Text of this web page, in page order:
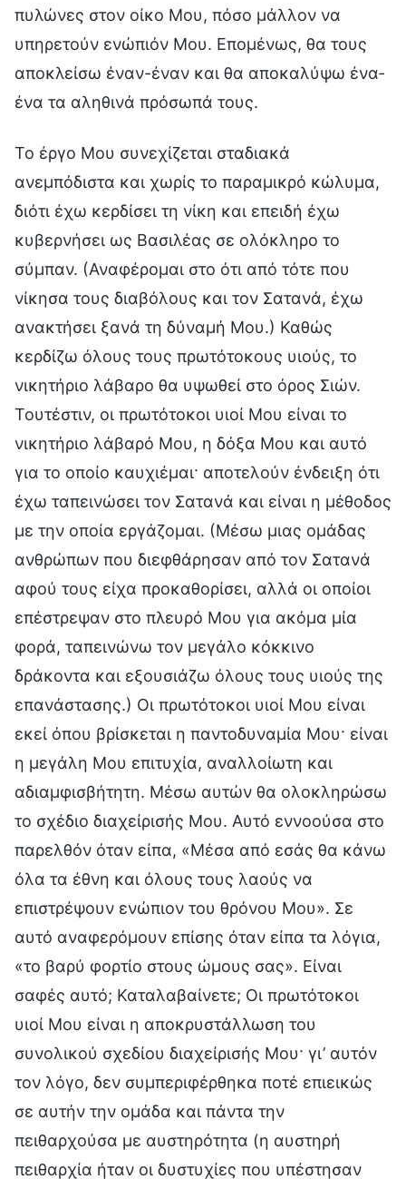
πυλώνες στον οίκο Μου, πόσο μάλλον να
υπηρετούν ενώπιόν Μου. Επομένως, θα τους
αποκλείσω έναν-έναν και θα αποκαλύψω ένα-
ένα τα αληθινά πρόσωπά τους.
Το έργο Μου συνεχίζεται σταδιακά
ανεμπόδιστα και χωρίς το παραμικρό κώλυμα,
διότι έχω κερδίσει τη νίκη και επειδή έχω
κυβερνήσει ως Βασιλέας σε ολόκληρο το
σύμπαν. (Αναφέρομαι στο ότι από τότε που
νίκησα τους διαβόλους και τον Σατανά, έχω
ανακτήσει ξανά τη δύναμή Μου.) Καθώς
κερδίζω όλους τους πρωτότοκους υιούς, το
νικητήριο λάβαρο θα υψωθεί στο όρος Σιών.
Τουτέστιν, οι πρωτότοκοι υιοί Μου είναι το
νικητήριο λάβαρό Μου, η δόξα Μου και αυτό
για το οποίο καυχιέμαι· αποτελούν ένδειξη ότι
έχω ταπεινώσει τον Σατανά και είναι η μέθοδος
με την οποία εργάζομαι. (Μέσω μιας ομάδας
ανθρώπων που διεφθάρησαν από τον Σατανά
αφού τους είχα προκαθορίσει, αλλά οι οποίοι
επέστρεψαν στο πλευρό Μου για ακόμα μία
φορά, ταπεινώνω τον μεγάλο κόκκινο
δράκοντα και εξουσιάζω όλους τους υιούς της
επανάστασης.) Οι πρωτότοκοι υιοί Μου είναι
εκεί όπου βρίσκεται η παντοδυναμία Μου· είναι
η μεγάλη Μου επιτυχία, αναλλοίωτη και
αδιαμφισβήτητη. Μέσω αυτών θα ολοκληρώσω
το σχέδιο διαχείρισής Μου. Αυτό εννοούσα στο
παρελθόν όταν είπα, «Μέσα από εσάς θα κάνω
όλα τα έθνη και όλους τους λαούς να
επιστρέψουν ενώπιον του θρόνου Μου». Σε
αυτό αναφερόμουν επίσης όταν είπα τα λόγια,
«το βαρύ φορτίο στους ώμους σας». Είναι
σαφές αυτό; Καταλαβαίνετε; Οι πρωτότοκοι
υιοί Μου είναι η αποκρυστάλλωση του
συνολικού σχεδίου διαχείρισής Μου· γι’ αυτόν
τον λόγο, δεν συμπεριφέρθηκα ποτέ επιεικώς
σε αυτήν την ομάδα και πάντα την
πειθαρχούσα με αυστηρότητα (η αυστηρή
πειθαρχία ήταν οι δυστυχίες που υπέστησαν